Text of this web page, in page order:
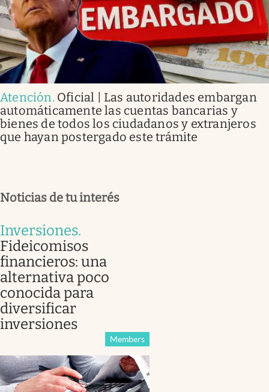
Atención. Oficial | Las autoridades embargan
automáticamente las cuentas bancarias y
bienes de todos los ciudadanos y extranjeros
que hayan postergado este trámite
Noticias de tu interés
Inversiones.
Fideicomisos
financieros: una
alternativa poco
conocida para
diversificar
inversiones
Members